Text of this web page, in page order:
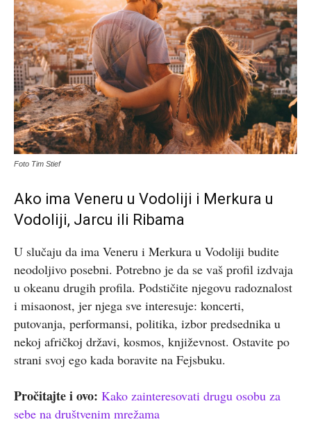
Foto Tim Stief
Ako ima Veneru u Vodoliji i Merkura u
Vodoliji, Jarcu ili Ribama
U slučaju da ima Veneru i Merkura u Vodoliji budite
neodoljivo posebni. Potrebno je da se vaš profil izdvaja
u okeanu drugih profila. Podstičite njegovu radoznalost
i misaonost, jer njega sve interesuje: koncerti,
putovanja, performansi, politika, izbor predsednika u
nekoj afričkoj državi, kosmos, književnost. Ostavite po
strani svoj ego kada boravite na Fejsbuku.
Pročitajte i ovo: Kako zainteresovati drugu osobu za
sebe na društvenim mrežama